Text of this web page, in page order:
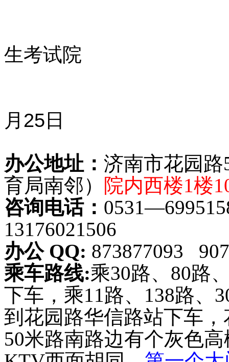
生考试院
月25日
办公地址： 济南市花园路
育局南邻） 院内西楼1楼
咨询电话： 0531—
13176021506
办公QQ: 873877093
乘车路线:乘30路、 80路
下车，乘11路、 138路、
到花园路华信路站下车
50米路南路边有个灰色